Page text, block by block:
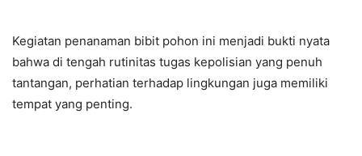
Kegiatan penanaman bibit pohon ini menjadi bukti nyata
bahwa di tengah rutinitas tugas kepolisian yang penuh
tantangan, perhatian terhadap lingkungan juga memiliki
tempat yang penting.